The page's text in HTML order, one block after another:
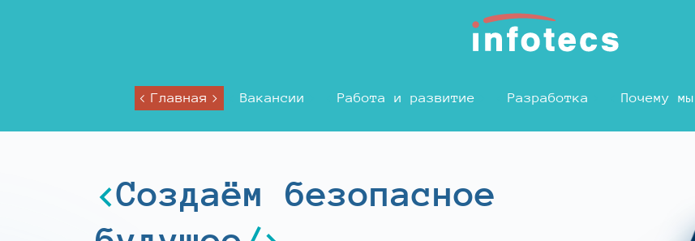
Главная Вакансии Работа и развитие Разработка Почему мы
Создаём безопасное